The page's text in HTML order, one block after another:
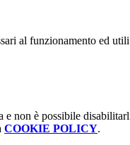
al funzionamento ed
e non è possibile
COOKIE POLICY.